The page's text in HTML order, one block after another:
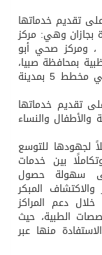
إجتماع المكتب التعريفي للمتقاعدين بالصوارمة-مركز الحكامية
تعمل على تقديم خدماتها
صحية منتشرة بجازان وهي: مركز
، ومركز صحي أبو
بمحافظة صبيا،
ومركز صحي بيش بمحافظة بيش، ومركز صحي مخطط 5 بمدينة
تعمل على تقديم خدماتها
والأطفال والنساء
لجهودها للتوسع
بين خدمات
سهولة حصول
المبكر
دعم المراكز
الطبية، حيث
منها عبر